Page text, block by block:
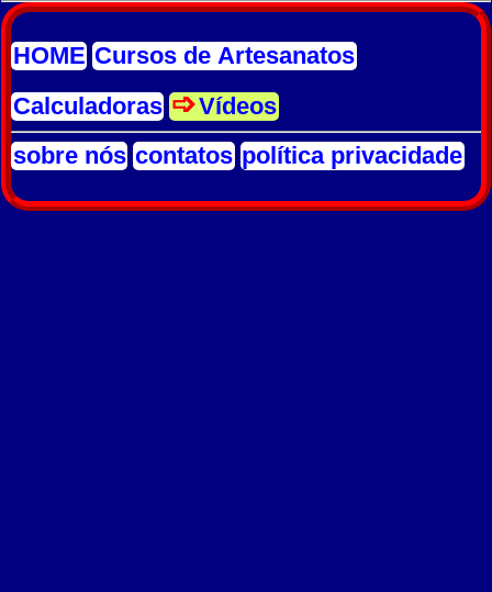
HOME Cursos de Artesanatos
Calculadoras
Vídeos
sobre nós contatos política privacidade